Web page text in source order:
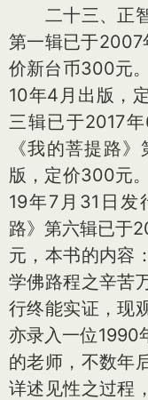
二十三、正智
第一辑已于2007
价新台币300元
10年4月出版，
三辑已于2017
《我的菩提路
版，定价300元
19年7月31日
路》第六辑已于
元，本书的内容
学佛路程之辛苦
行终能实证，现
亦录入一位1990
的老师，不数年
详述见性之过程